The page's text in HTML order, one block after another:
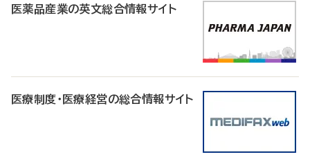
医薬品産業の英文総合情報サイト
医療制度・医療経営の総合情報サイト